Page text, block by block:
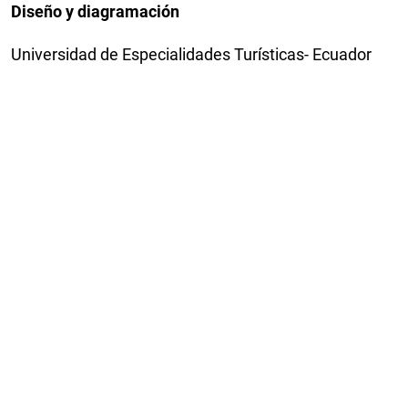
Diseño y diagramación
Universidad de Especialidades Turísticas- Ecuador